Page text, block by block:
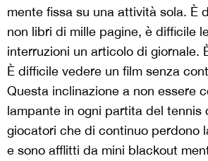
mente fissa su una attività sola. È
non libri di mille pagine, è difficile
interruzioni un articolo di giornale.
È difficile vedere un film senza
Questa inclinazione a non essere
lampante in ogni partita del tennis
giocatori che di continuo perdono
e sono afflitti da mini blackout